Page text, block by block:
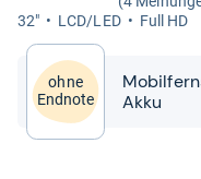
32"
LCD/LED Full HD
ohne
Endnote
Akku